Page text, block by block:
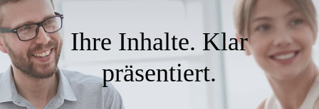
Ihre Inhalte. Klar
präsentiert.